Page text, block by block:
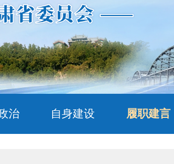
治 自身建设 履职建言